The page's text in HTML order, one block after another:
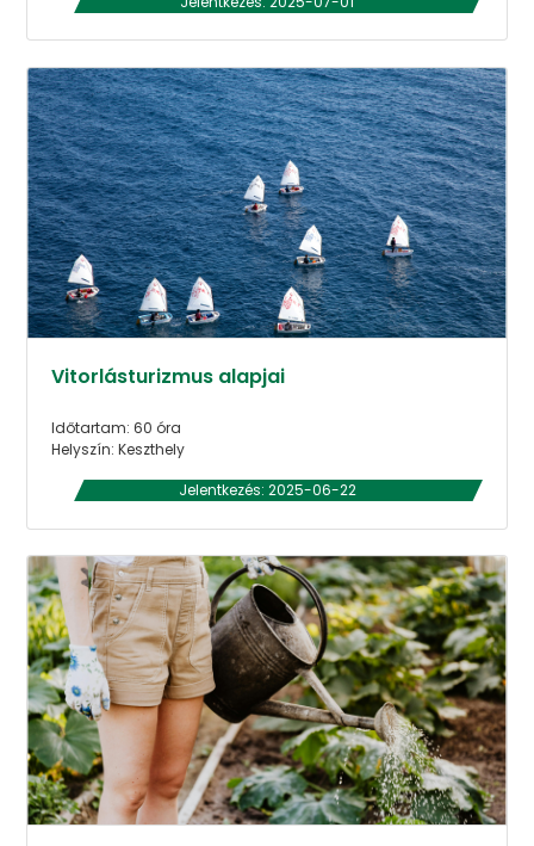
Vitorlásturizmus alapjai
Időtartam: 60 óra
Helyszín: Keszthely
Jelentkezés: 2025-06-22